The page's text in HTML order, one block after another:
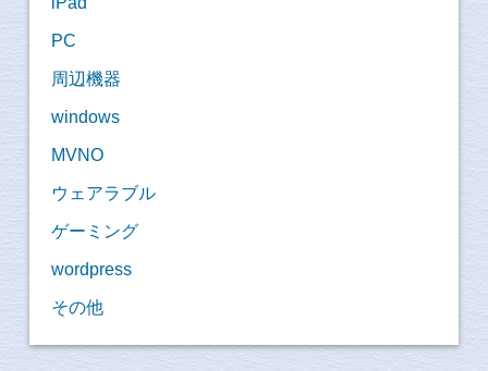
PC
周辺機器
windows
MVNO
ウェアラブル
ゲーミング
wordpress
その他